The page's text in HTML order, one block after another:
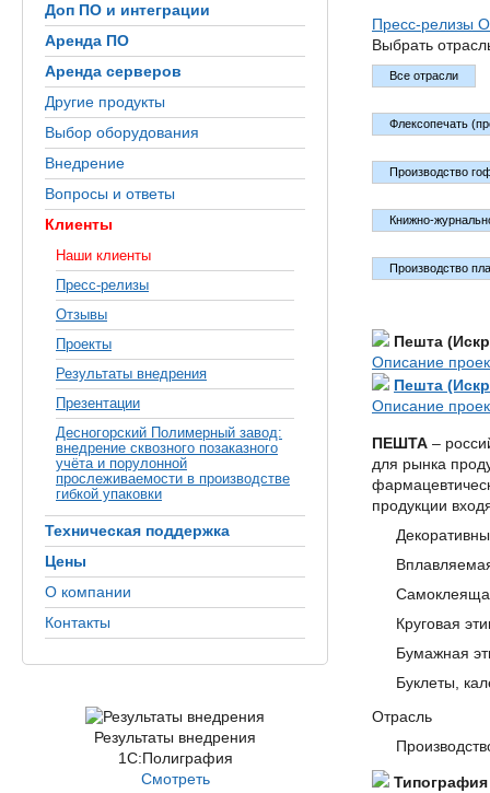
Доп ПО и интеграции
Аренда ПО
Аренда серверов
Другие продукты
Выбор оборудования
Внедрение
Вопросы и ответы
Клиенты
Наши клиенты
Пресс-релизы
Отзывы
Проекты
Результаты внедрения
Презентации
Десногорский Полимерный завод:
внедрение сквозного позаказного
учёта и порулонной
прослеживаемости в производстве
гибкой упаковки
Техническая поддержка
Цены
О компании
Контакты
Результаты внедрения
1С:Полиграфия
Смотреть
Пресс-релизы
Выбрать
Все отрасли
Флексопечать
Производство
Книжно-
Производство
Пешта
Описание
Пешта
Описание
ПЕШТА –
для рынка
продукции
Круговая
Бумажная
Буклеты,
Отрасль